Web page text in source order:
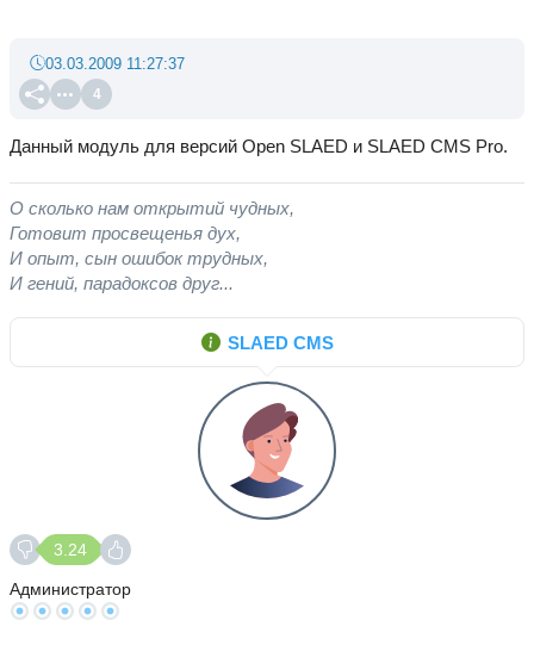
4
03.03.2009 11:27:37
Данный модуль для версий Open SLAED и SLAED CMS Pro.
О сколько нам открытий чудных,
Готовит просвещенья дух,
И опыт, сын ошибок трудных,
И гений, парадоксов друг...
SLAED CMS
3.24
Администратор